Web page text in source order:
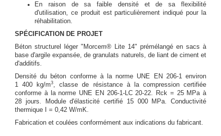
En raison de sa faible densité et de sa flexibilité
d'utilisation, ce produit est particulièrement indiqué pour la
réhabilitation.
SPÉCIFICATION DE PROJET
Béton structurel léger "Morcem® Lite 14" prémélangé en sacs à
base d'argile expansée, de granulats naturels, de liant de ciment et
d'additifs.
Densité du béton conforme à la norme UNE EN 206-1 environ
1 400 kg/m3
, classe de résistance à la compression certifiée
conforme à la norme UNE EN 206-1-LC 20-22. Rck = 25 MPa à
28 jours. Module d'élasticité certifié 15 000 MPa. Conductivité
thermique I = 0,42 W/mK.
Fabrication et coulées conformément aux indications du fabricant.